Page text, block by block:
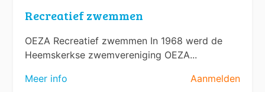
Recreatief zwemmen
OEZA Recreatief zwemmen In 1968 werd de
Heemskerkse zwemvereniging OEZA...
Meer info
Aanmelden